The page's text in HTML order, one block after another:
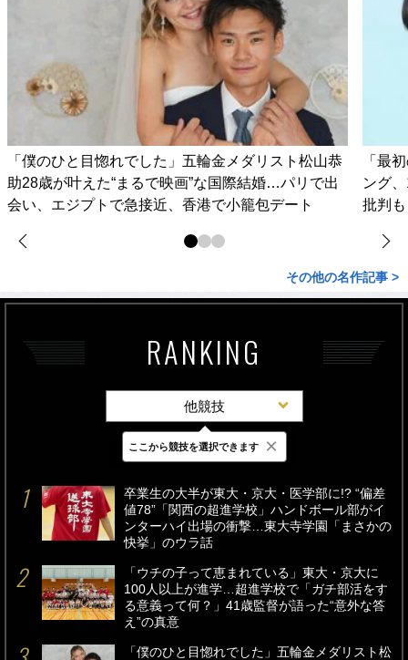
「僕のひと目惚れでした」五輪金メダリスト松山恭
助28歳が叶えた“まるで映画”な国際結婚…パリで出
会い、エジプトで急接近、香港で小籠包デート
「最
ング
批判
その他の名作記事 >
RANKING
他競技
最新 24時間 週間
卒業生の大半が東大・京大・医学部に!? “偏差
値78”「関西の超進学校」ハンドボール部がイ
ンターハイ出場の衝撃…東大寺学園「まさかの
快挙」のウラ話
「ウチの子って恵まれている」東大・京大に
100人以上が進学…超進学校で「ガチ部活をす
る意義って何？」41歳監督が語った“意外な答
え”の真意
「僕のひと目惚れでした」五輪金メダリスト松
ここから競技を選択できます ×